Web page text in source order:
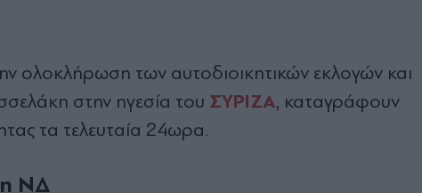
ολοκλήρωση των αυτοδιοικητικών εκλογών και
στην ηγεσία του ΣΥΡΙΖΑ, καταγράφουν
τα τελευταία 24ωρα.
η ΝΔ